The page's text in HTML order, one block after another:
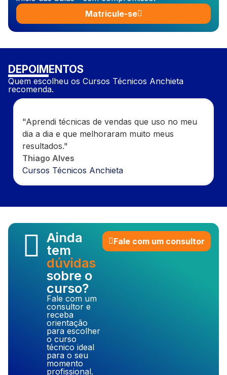
Matricule-se
DEPOIMENTOS
Quem escolheu os Cursos Técnicos Anchieta
recomenda.
"Aprendi técnicas de vendas que uso no meu
dia a dia e que melhoraram muito meus
resultados."
Thiago Alves
Cursos Técnicos Anchieta
Ainda
tem
dúvidas
sobre o
curso?
Fale com um
consultor e
receba
orientação
para escolher
o curso
técnico ideal
para o seu
momento
profissional.
Fale com um consultor